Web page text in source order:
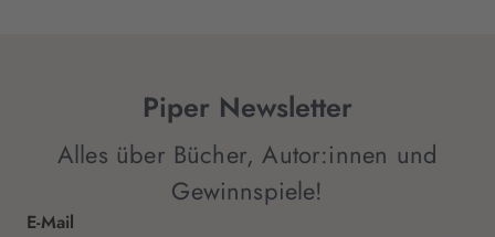
Piper Newsletter
Alles über Bücher, Autor:innen und
Gewinnspiele!
E-Mail